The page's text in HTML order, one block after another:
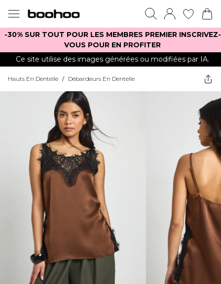
-30% SUR TOUT POUR LES MEMBRES PREMIER INSCRIVEZ-
VOUS POUR EN PROFITER
Ce site utilise des images générées ou modifiées par IA.
Hauts En Dentelle / Débardeurs En Dentelle